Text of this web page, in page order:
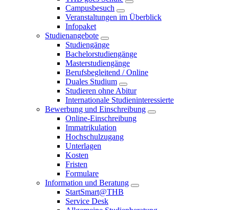
Campusbesuch
Veranstaltungen im Überblick
Infopaket
Studienangebote
Studiengänge
Bachelorstudiengänge
Masterstudiengänge
Berufsbegleitend / Online
Duales Studium
Studieren ohne Abitur
Internationale Studieninteressierte
Bewerbung und Einschreibung
Online-Einschreibung
Immatrikulation
Hochschulzugang
Unterlagen
Kosten
Fristen
Formulare
Information und Beratung
StartSmart@THB
Service Desk